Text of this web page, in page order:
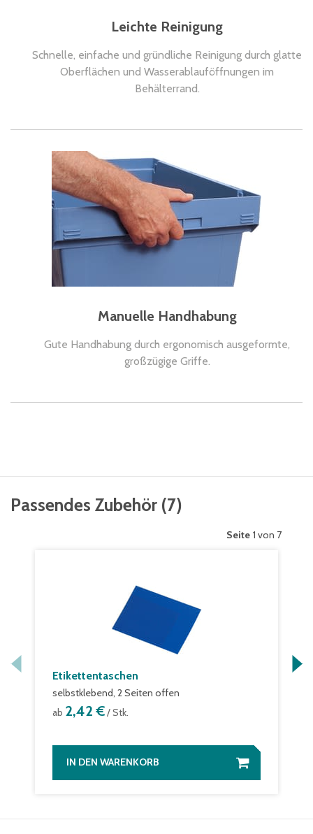
Leichte Reinigung
Schnelle, einfache und gründliche Reinigung durch glatte
Oberflächen und Wasserablauföffnungen im
Behälterrand.
Manuelle Handhabung
Gute Handhabung durch ergonomisch ausgeformte,
großzügige Griffe.
Passendes Zubehör (7)
Seite 1 von 7
Etikettentaschen
selbstklebend, 2 Seiten offen
ab 2,42 €/ Stk.
IN DEN WARENKORB